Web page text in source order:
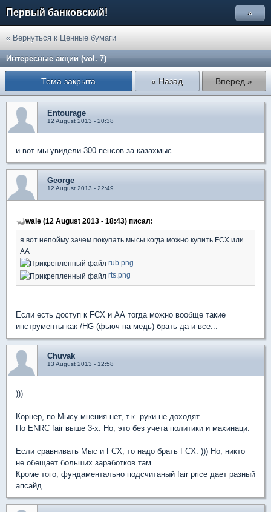
Первый банковский! »
« Вернуться к Ценные бумаги
Интересные акции (vol. 7)
Тема закрыта « Назад Вперед »
Entourage
12 August 2013 - 20:38
и вот мы увидели 300 пенсов за казахмыс.
George
12 August 2013 - 22:49
wale (12 August 2013 - 18:43) писал:
я вот непойму зачем покупать мысы когда можно купить FCX или
АА
rub.png
rts.png
Если есть доступ к FCX и АА тогда можно вообще такие
инструменты как /HG (фьюч на медь) брать да и все...
Chuvak
13 August 2013 - 12:58
)))
Корнер, по Мысу мнения нет, т.к. руки не доходят.
По ENRC fair выше 3-х. Но, это без учета политики и махинаци.
Если сравнивать Мыс и FCX, то надо брать FCX. ))) Но, никто
не обещает больших заработков там.
Кроме того, фундаментально подсчитаный fair price дает разный
апсайд.